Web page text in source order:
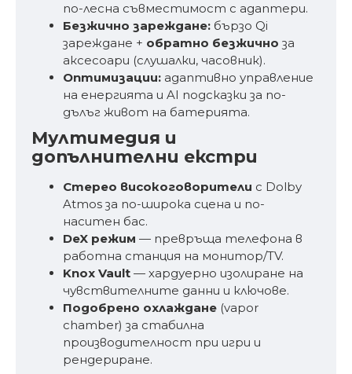
по-лесна съвместимост с адаптери.
Безжично зареждане: бързо Qi
зареждане + обратно безжично за
аксесоари (слушалки, часовник).
Оптимизации: адаптивно управление
на енергията и AI подсказки за по-
дълъг живот на батерията.
Мултимедия и
допълнителни екстри
Стерео високоговорители с Dolby
Atmos за по-широка сцена и по-
наситен бас.
DeX режим — превръща телефона в
работна станция на монитор/TV.
Knox Vault — хардуерно изолиране на
чувствителните данни и ключове.
Подобрено охлаждане (vapor
chamber) за стабилна
производителност при игри и
рендериране.